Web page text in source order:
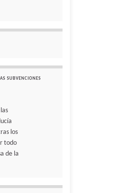
SUBVENCIONES
los
todo
de la